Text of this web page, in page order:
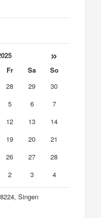
»
Fr Sa
So
28 29
30
5 6
7
12 13
14
19 20
21
26 27
28
2 3 4
Singen